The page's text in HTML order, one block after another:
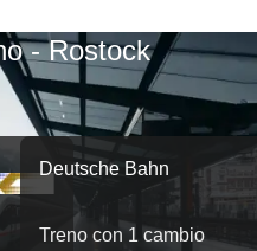
- Rostock
Deutsche Bahn
Treno con 1 cambio